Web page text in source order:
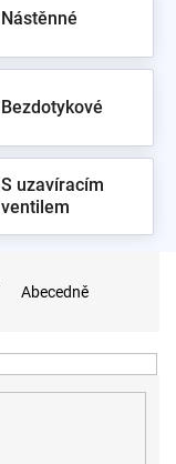
Nástěnné
Bezdotykové
S uzavíracím
ventilem
Abecedně